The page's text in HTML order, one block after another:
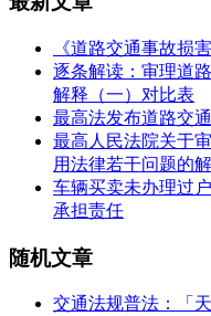
《道路交通事故损
逐条解读：审理道
解释（一）对比表
最高法发布道路交
最高人民法院关于
用法律若干问题的解
车辆买卖未办理过
承担责任
随机文章
交通法规普法：「